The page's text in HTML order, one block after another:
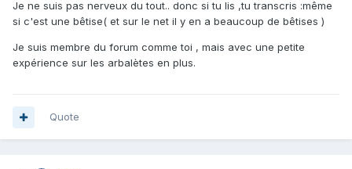
Je ne suis pas nerveux du tout.. donc si tu lis ,tu transcris :même
si c'est une bêtise( et sur le net il y en a beaucoup de bêtises )
Je suis membre du forum comme toi , mais avec une petite
expérience sur les arbalètes en plus.
Quote